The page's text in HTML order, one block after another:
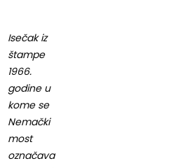
Isečak iz
štampe
1966.
godine u
kome se
Nemački
most
označava